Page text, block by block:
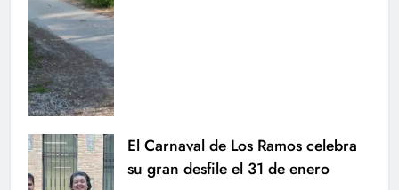
El Carnaval de Los Ramos celebra
su gran desfile el 31 de enero